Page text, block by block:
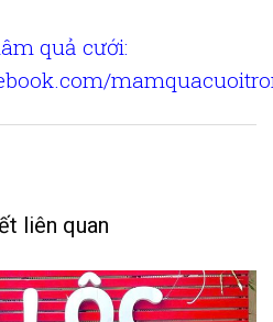
quả cưới:
liên quan